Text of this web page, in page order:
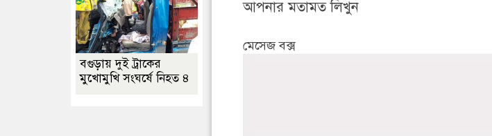
আপনার মতামত লিখুন
মেসেজ বক্স
বগুড়ায় দুই ট্রাকের
মুখোমুখি সংঘর্ষে নিহত ৪